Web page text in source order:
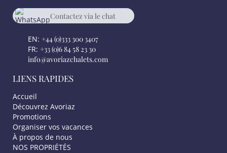
Contactez via le chat
Whatsapp
EN: +44 (0)333 300 3407
FR: +33 (0)6 84 58 23 30
info@avoriazchalets.com
LIENS RAPIDES
Accueil
Découvrez Avoriaz
Promotions
Organiser vos vacances
À propos de nous
NOS PROPRIÉTÉS